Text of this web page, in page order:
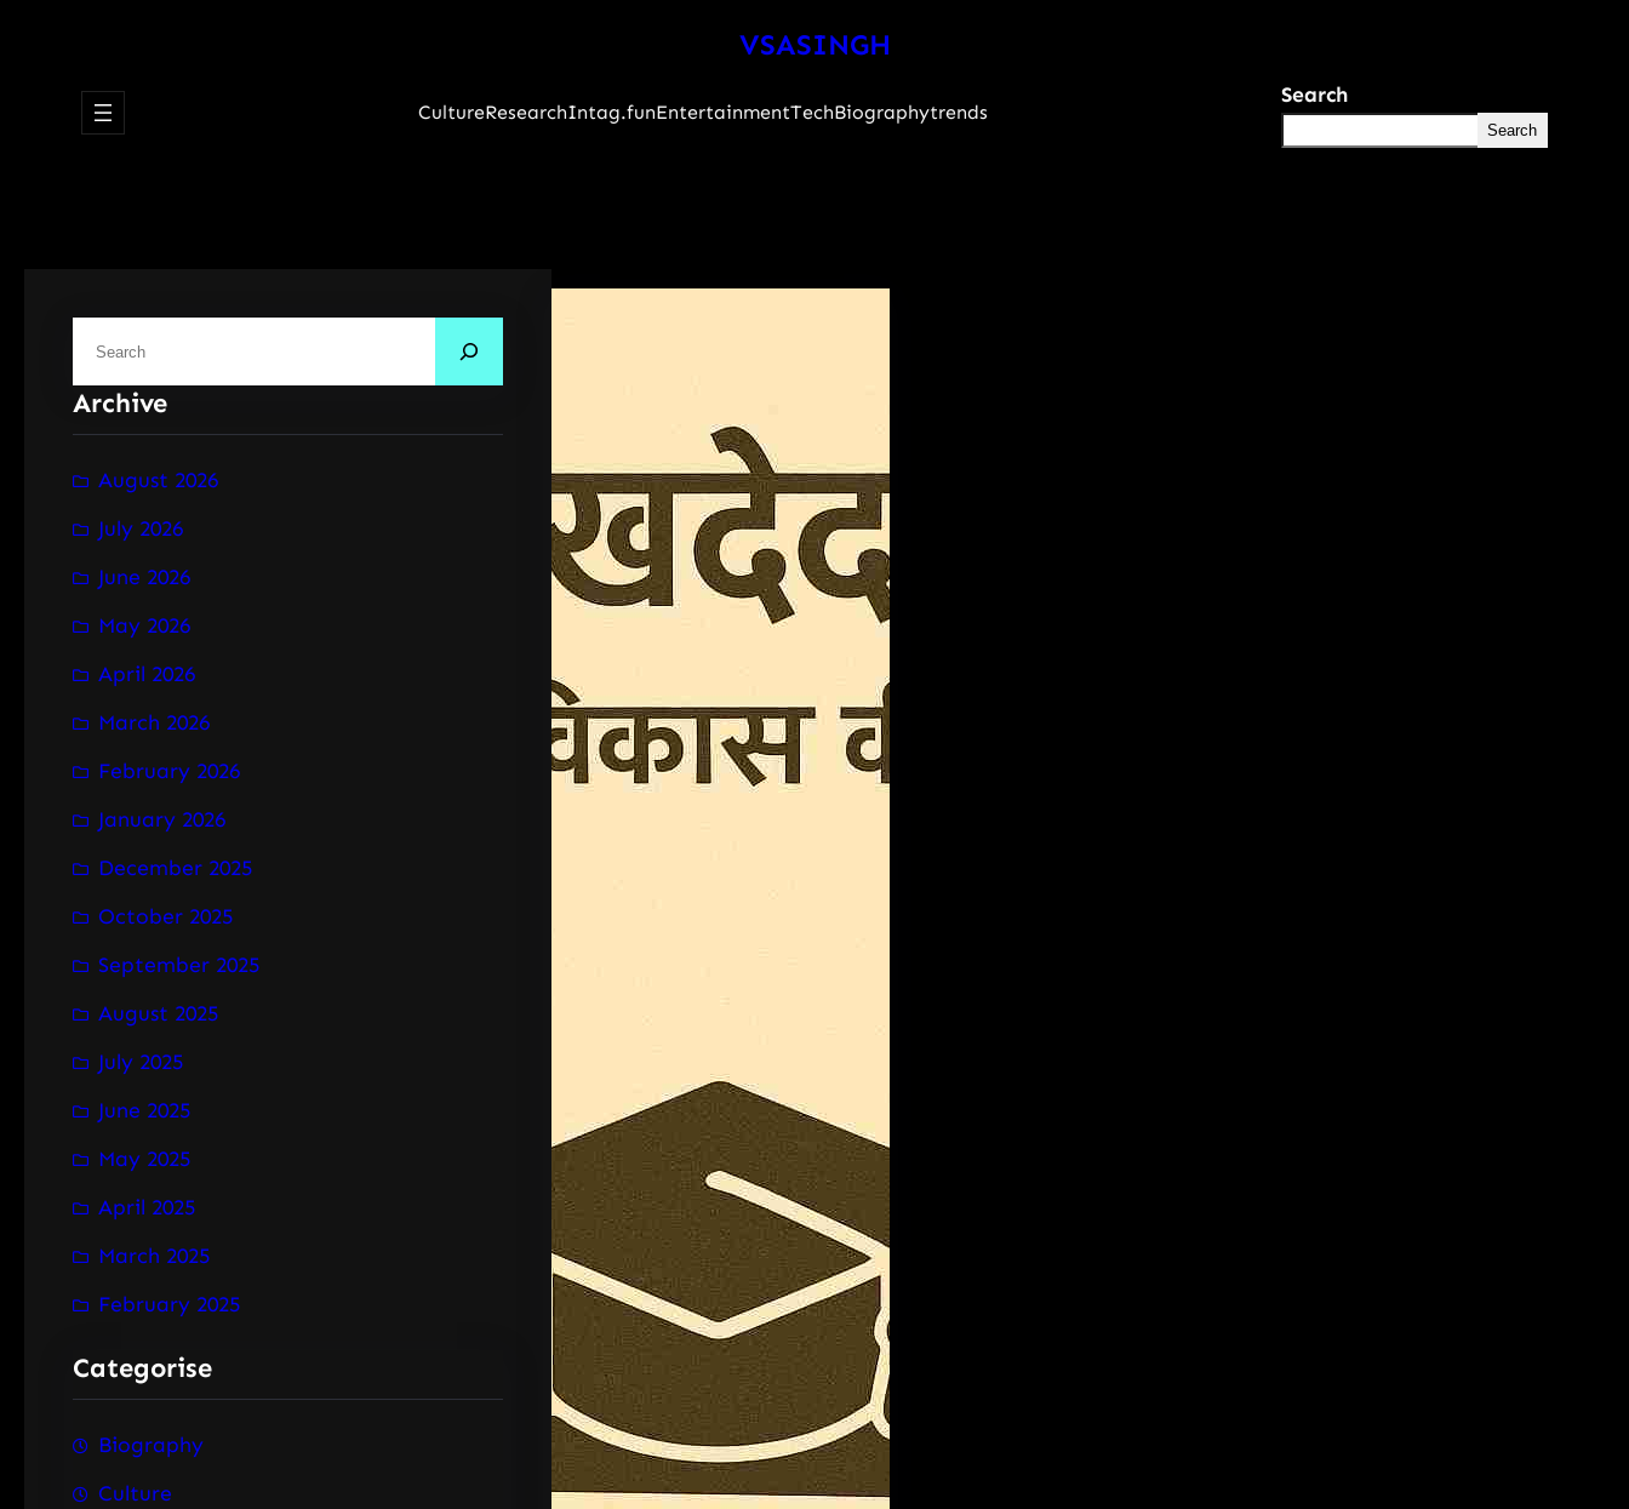
VSASINGH
CultureResearchIntag.funEntertainmentTechBiographytrends
Search
Search
a
r
c
Archive
August 2026
July 2026
June 2026
May 2026
April 2026
March 2026
February 2026
January 2026
December 2025
October 2025
September 2025
August 2025
July 2025
June 2025
May 2025
April 2025
March 2025
February 2025
Categorise
Biography
Culture